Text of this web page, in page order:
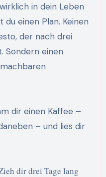
in dein Leben
einen Plan. Keinen
der nach drei
Sondern einen
dir einen Kaffee –
– und lies dir
dir drei Tage lang